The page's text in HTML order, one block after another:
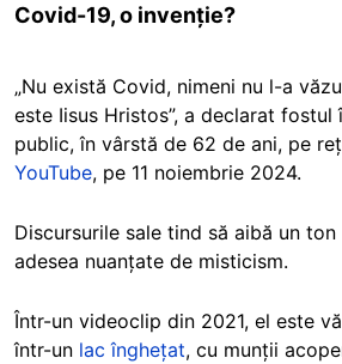
Covid-19, o invenție?
„Nu există Covid, nimeni nu l-a
este Iisus Hristos”, a declarat
public, în vârstă de 62 de ani, pe
YouTube, pe 11 noiembrie 2024.
Discursurile sale tind să aibă un
adesea nuanțate de misticism.
Într-un videoclip din 2021, el este
într-un lac înghețat, cu munții